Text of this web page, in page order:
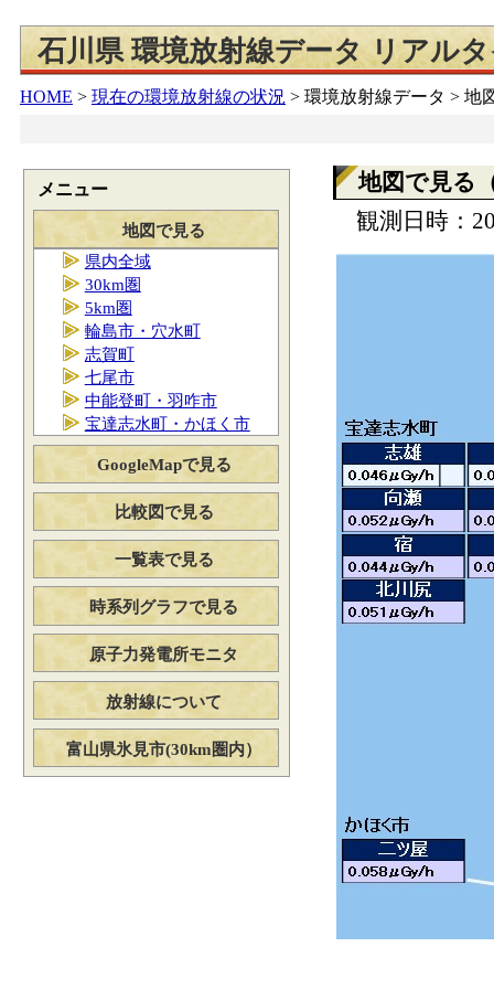
石川県 環境放射線データ リアル
HOME > 現在の環境放射線の状況 > 環境放射線データ > 地
メニュー
地図で見る
県内全域
30km圏
5km圏
輪島市・穴水町
志賀町
七尾市
中能登町・羽咋市
宝達志水町・かほく市
GoogleMapで見る
比較図で見る
一覧表で見る
時系列グラフで見る
原子力発電所モニタ
放射線について
富山県氷見市(30km圏内）
地図で見る
観測日時：